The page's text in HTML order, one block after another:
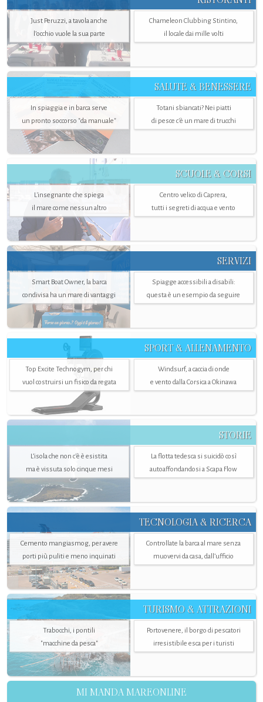
Just Peruzzi, a tavola anche
l’occhio vuole la sua parte
Chameleon Clubbing Stintino,
il locale dai mille volti
SALUTE & BENESSERE
In spiaggia e in barca serve
un pronto soccorso "da manuale"
Totani sbiancati? Nei piatti
di pesce c'è un mare di trucchi
SCUOLE & CORSI
L'insegnante che spiega
il mare come nessun altro
Centro velico di Caprera,
tutti i segreti di acqua e vento
SERVIZI
Smart Boat Owner, la barca
condivisa ha un mare di vantaggi
Spiagge accessibili a disabili:
questa è un esempio da seguire
SPORT & ALLENAMENTO
Top Excite Technogym, per chi
vuol costruirsi un fisico da regata
Windsurf, a caccia di onde
e vento dalla Corsica a Okinawa
STORIE
L’isola che non c'è è esistita
ma è vissuta solo cinque mesi
La flotta tedesca si suicidò così
autoaffondandosi a Scapa Flow
TECNOLOGIA & RICERCA
Cemento mangiasmog, per avere
porti più puliti e meno inquinati
Controllate la barca al mare senza
muovervi da casa, dall’ufficio
TURISMO & ATTRAZIONI
Trabocchi, i pontili
"macchine da pesca"
Portovenere, il borgo di pescatori
irresistibile esca per i turisti
MI MANDA MAREONLINE